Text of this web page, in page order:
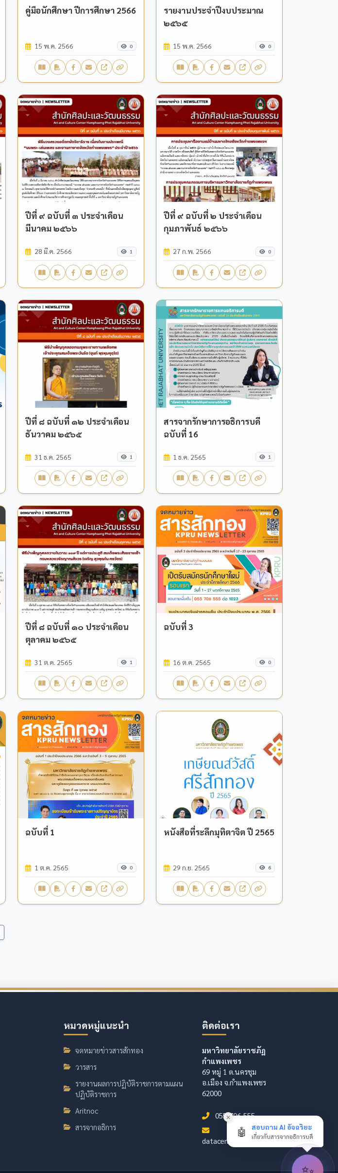
คู่มือนักศึกษา ปีการศึกษา 2566
15 พ.ค. 2566 0
รายงานประจำปีงบประมาณ
๒๕๖๕
15 พ.ค. 2566 0
ปีที่ ๙ ฉบับที่ ๓ ประจำเดือน
มีนาคม ๒๕๖๖
28 มี.ค. 2566 1
ปีที่ ๙ ฉบับที่ ๒ ประจำเดือน
กุมภาพันธ์ ๒๕๖๖
27 ก.พ. 2566 0
ปีที่ ๘ ฉบับที่ ๑๒ ประจำเดือน
ธันวาคม ๒๕๖๕
31 ธ.ค. 2565 1
สารจากรักษาการอธิการบดี
ฉบับที่ 16
1 ธ.ค. 2565 1
ปีที่ ๘ ฉบับที่ ๑๐ ประจำเดือน
ตุลาคม ๒๕๖๕
31 ต.ค. 2565 1
ฉบับที่ 3
16 ต.ค. 2565 0
ฉบับที่ 1
1 ต.ค. 2565 0
หนังสือที่ระลึกมุทิตาจิต ปี 2565
29 ก.ย. 2565 6
หมวดหมู่แนะนำ
จดหมายข่าวสารสักทอง
วารสาร
รายงานผลการปฏิบัติราชการตามแผน
ปฏิบัติราชการ
Aritnoc
สารจากอธิการ
ติดต่อเรา
มหาวิทยาลัยราชภัฏ
กำแพงเพชร
69 หมู่ 1 ต.นครชุม
อ.เมือง จ.กำแพงเพชร
62000
055-706-555
datacenter@kpru.ac.th
✕
🤖 สอบถาม AI อัจฉริยะ
เกี่ยวกับสารจากอธิการบดี